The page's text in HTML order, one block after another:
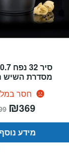
מסדרת השיש
חסר
המחיר
המקורי
היה:
₪599.
₪369
הוא:
מידע נוסף